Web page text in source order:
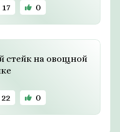
17 0
стейк на овощной
22 0